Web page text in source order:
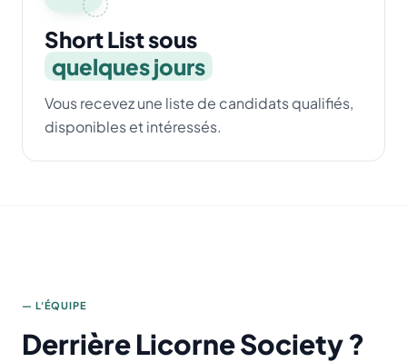
Short List sous
quelques jours
Vous recevez une liste de candidats qualifiés,
disponibles et intéressés.
— L'ÉQUIPE
Derrière Licorne Society ?